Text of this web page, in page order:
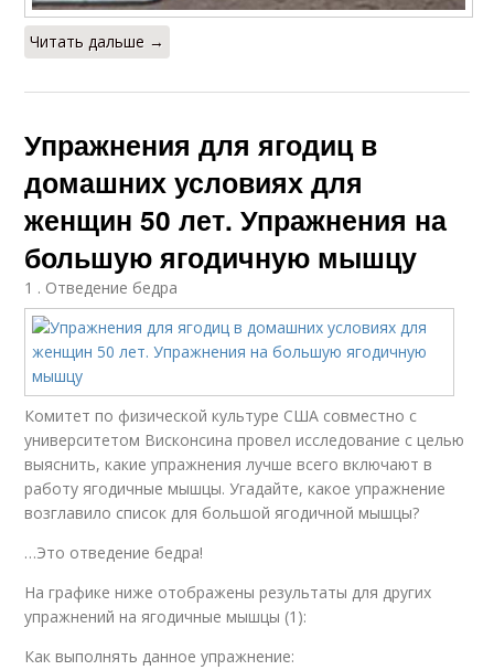
Читать дальше →
Упражнения для ягодиц в
домашних условиях для
женщин 50 лет. Упражнения на
большую ягодичную мышцу
1 . Отведение бедра
Комитет по физической культуре США совместно с
университетом Висконсина провел исследование с целью
выяснить, какие упражнения лучше всего включают в
работу ягодичные мышцы. Угадайте, какое упражнение
возглавило список для большой ягодичной мышцы?
…Это отведение бедра!
На графике ниже отображены результаты для других
упражнений на ягодичные мышцы (1):
Как выполнять данное упражнение: